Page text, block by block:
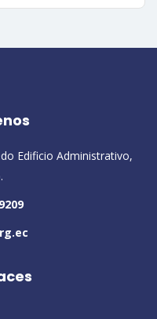
Edificio Administrativo,